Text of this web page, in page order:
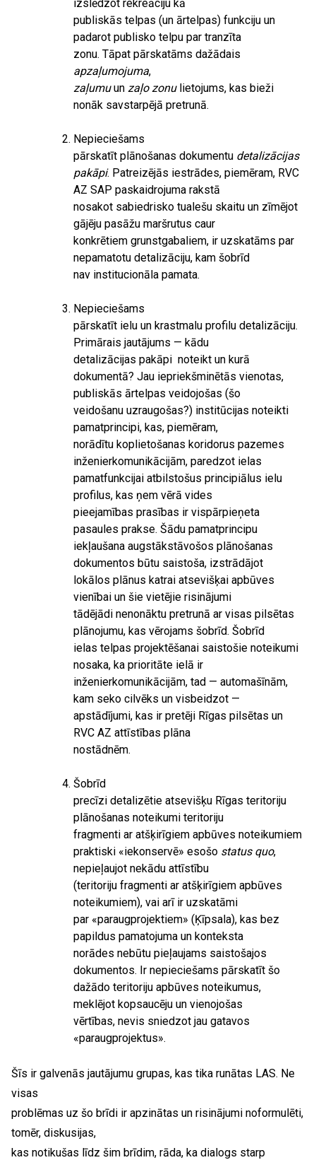
izslēdzot rekreāciju kā
publiskās telpas (un ārtelpas) funkciju un
padarot publisko telpu par tranzīta
zonu. Tāpat pārskatāms dažādais
apzaļumojuma,
zaļumuun zaļo zonulietojums, kas bieži
nonāk savstarpējā pretrunā.
Nepieciešams
pārskatīt plānošanas dokumentu detalizācijas
pakāpi. Patreizējās iestrādes, piemēram, RVC
AZ SAP paskaidrojuma rakstā
nosakot sabiedrisko tualešu skaitu un zīmējot
gājēju pasāžu maršrutus caur
konkrētiem grunstgabaliem, ir uzskatāms par
nepamatotu detalizāciju, kam šobrīd
nav institucionāla pamata.
Nepieciešams
pārskatīt ielu un krastmalu profilu detalizāciju.
Primārais jautājums — kādu
detalizācijas pakāpi noteikt un kurā
dokumentā? Jau iepriekšminētās vienotas,
publiskās ārtelpas veidojošas (šo
veidošanu uzraugošas?) institūcijas noteikti
pamatprincipi, kas, piemēram,
norādītu koplietošanas koridorus pazemes
inženierkomunikācijām, paredzot ielas
pamatfunkcijai atbilstošus principiālus ielu
profilus, kas ņem vērā vides
pieejamības prasības ir vispārpieņeta
pasaules prakse. Šādu pamatprincipu
iekļaušana augstākstāvošos plānošanas
dokumentos būtu saistoša, izstrādājot
lokālos plānus katrai atsevišķai apbūves
vienībai un šie vietējie risinājumi
tādējādi nenonāktu pretrunā ar visas pilsētas
plānojumu, kas vērojams šobrīd. Šobrīd
ielas telpas projektēšanai saistošie noteikumi
nosaka, ka prioritāte ielā ir
inženierkomunikācijām, tad — automašīnām,
kam seko cilvēks un visbeidzot —
apstādījumi, kas ir pretēji Rīgas pilsētas un
RVC AZ attīstības plāna
nostādnēm.
Šobrīd
precīzi detalizētie atsevišķu Rīgas teritoriju
plānošanas noteikumi teritoriju
fragmenti ar atšķirīgiem apbūves noteikumiem
praktiski «iekonservē» esošo status quo,
nepieļaujot nekādu attīstību
(teritoriju fragmenti ar atšķirīgiem apbūves
noteikumiem), vai arī ir uzskatāmi
par «paraugprojektiem» (Ķīpsala), kas bez
papildus pamatojuma un konteksta
norādes nebūtu pieļaujams saistošajos
dokumentos. Ir nepieciešams pārskatīt šo
dažādo teritoriju apbūves noteikumus,
meklējot kopsaucēju un vienojošas
vērtības, nevis sniedzot jau gatavos
«paraugprojektus».
Šīs ir galvenās jautājumu grupas, kas tika runātas LAS. Ne
visas
problēmas uz šo brīdi ir apzinātas un risinājumi noformulēti,
tomēr, diskusijas,
kas notikušas līdz šim brīdim, rāda, ka dialogs starp